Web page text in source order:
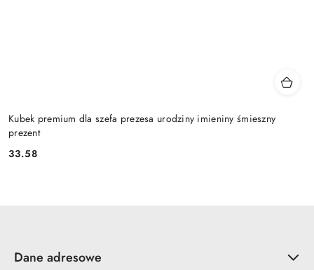
Kubek premium dla szefa prezesa urodziny imieniny śmieszny
prezent
Cena:
33.58
Dane adresowe